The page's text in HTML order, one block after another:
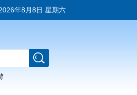
年8月8日 星期六